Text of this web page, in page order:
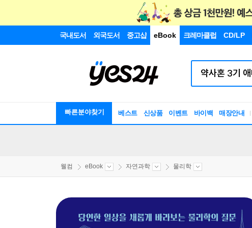
국내도서 외국도서 중고샵 eBook 크레마클럽 CD/LP
빠른분야찾기 베스트 신상품 이벤트 바이백 매장안내
웰컴 eBook 자연과학 물리학